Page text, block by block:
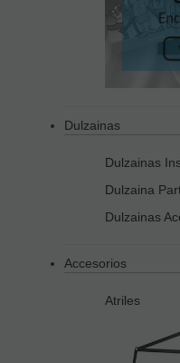
Dulzainas
Dulzainas
Dulzaina
Dulzainas
Accesorios
Atriles